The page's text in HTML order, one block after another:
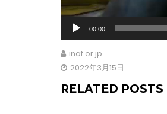
00:00
inaf.or.jp
2022年3月15日
RELATED POSTS